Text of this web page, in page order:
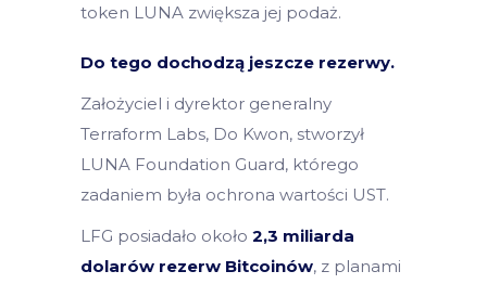
token LUNA zwiększa jej podaż.
Do tego dochodzą jeszcze rezerwy.
Założyciel i dyrektor generalny
Terraform Labs, Do Kwon, stworzył
LUNA Foundation Guard, którego
zadaniem była ochrona wartości UST.
LFG posiadało około 2,3 miliarda
dolarów rezerw Bitcoinów, z planami